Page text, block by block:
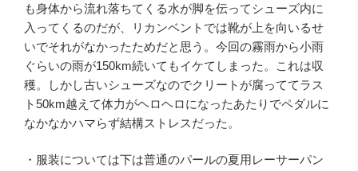
も身体から流れ落ちてくる水が脚を伝ってシューズ内に
入ってくるのだが、リカンベントでは靴が上を向いるせ
いでそれがなかったためだと思う。今回の霧雨から小雨
ぐらいの雨が150km続いてもイケてしまった。これは収
穫。しかし古いシューズなのでクリートが腐っててラス
ト50km越えて体力がヘロヘロになったあたりでペダルに
なかなかハマらず結構ストレスだった。
・服装については下は普通のパールの夏用レーサーパン